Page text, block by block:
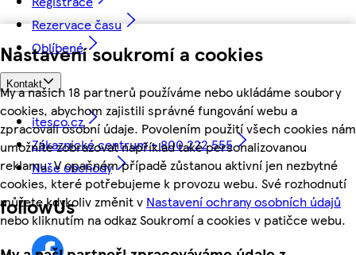
Nastavení soukromí a cookies
My a našich 18 partnerů používáme nebo ukládáme soubory
cookies, abychom zajistili správné fungování webu a
zpracovali osobní údaje. Povolením použití všech cookies nám
umožníte zobrazovat například také personalizovanou
reklamu. V opačném případě zůstanou aktivní jen nezbytné
cookies, které potřebujeme k provozu webu. Své rozhodnutí
můžete kdykoliv změnit v Nastavení ochrany osobních údajů
nebo kliknutím na odkaz Soukromí a cookies v patičce webu.
Rezervace času
Oblíbené
Kontakt
itesco.cz
Zákaznické centrum - 800 222 555
Naše obchody
followUs